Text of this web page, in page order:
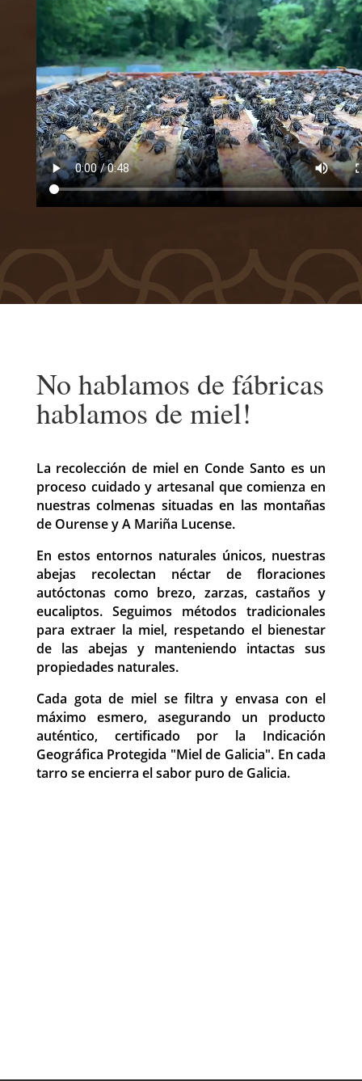
No hablamos de fábricas
hablamos de miel!
La recolección de miel en Conde Santo es un
proceso cuidado y artesanal que comienza en
nuestras colmenas situadas en las montañas
de Ourense y A Mariña Lucense.
En estos entornos naturales únicos, nuestras
abejas recolectan néctar de floraciones
autóctonas como brezo, zarzas, castaños y
eucaliptos. Seguimos métodos tradicionales
para extraer la miel, respetando el bienestar
de las abejas y manteniendo intactas sus
propiedades naturales.
Cada gota de miel se filtra y envasa con el
máximo esmero, asegurando un producto
auténtico, certificado por la Indicación
Geográfica Protegida "Miel de Galicia". En cada
tarro se encierra el sabor puro de Galicia.